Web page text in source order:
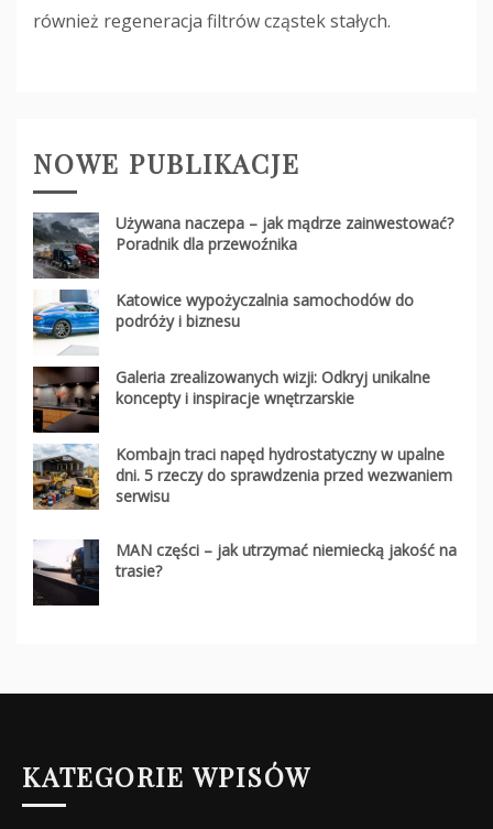
również regeneracja filtrów cząstek stałych.
NOWE PUBLIKACJE
Używana naczepa – jak mądrze zainwestować?
Poradnik dla przewoźnika
Katowice wypożyczalnia samochodów do
podróży i biznesu
Galeria zrealizowanych wizji: Odkryj unikalne
koncepty i inspiracje wnętrzarskie
Kombajn traci napęd hydrostatyczny w upalne
dni. 5 rzeczy do sprawdzenia przed wezwaniem
serwisu
MAN części – jak utrzymać niemiecką jakość na
trasie?
KATEGORIE WPISÓW